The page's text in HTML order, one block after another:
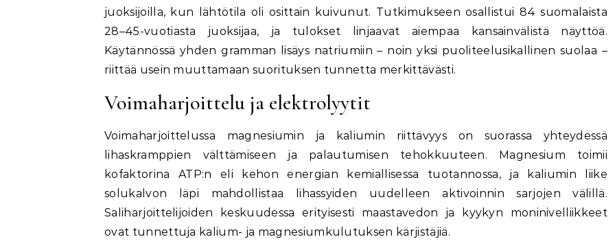
juoksijoilla, kun lähtötila oli osittain kuivunut. Tutkimukseen osallistui 84 suomalaista
28–45-vuotiasta juoksijaa, ja tulokset linjaavat aiempaa kansainvälistä näyttöä.
Käytännössä yhden gramman lisäys natriumiin – noin yksi puoliteelusikallinen suolaa –
riittää usein muuttamaan suorituksen tunnetta merkittävästi.
Voimaharjoittelu ja elektrolyytit
Voimaharjoittelussa magnesiumin ja kaliumin riittävyys on suorassa yhteydessä
lihaskramppien välttämiseen ja palautumisen tehokkuuteen. Magnesium toimii
kofaktorina ATP:n eli kehon energian kemiallisessa tuotannossa, ja kaliumin liike
solukalvon läpi mahdollistaa lihassyiden uudelleen aktivoinnin sarjojen välillä.
Saliharjoittelijoiden keskuudessa erityisesti maastavedon ja kyykyn moninivelliikkeet
ovat tunnettuja kalium- ja magnesiumkulutuksen kärjistäjiä.